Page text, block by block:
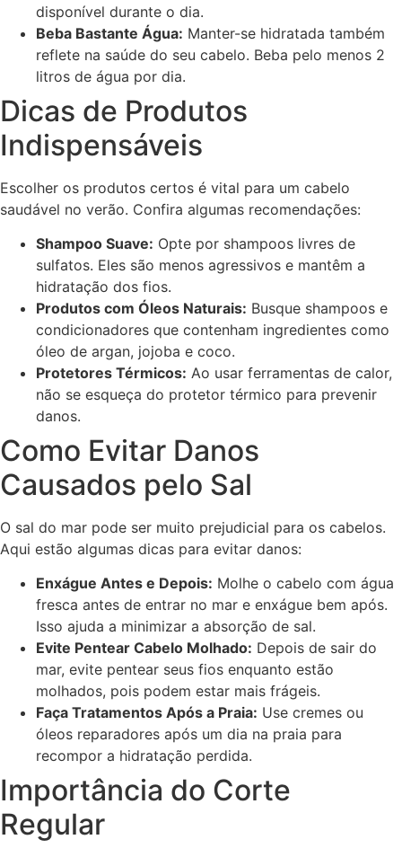
disponível durante o dia.
Beba Bastante Água: Manter-se hidratada também
reflete na saúde do seu cabelo. Beba pelo menos 2
litros de água por dia.
Dicas de Produtos
Indispensáveis
Escolher os produtos certos é vital para um cabelo
saudável no verão. Confira algumas recomendações:
Shampoo Suave: Opte por shampoos livres de
sulfatos. Eles são menos agressivos e mantêm a
hidratação dos fios.
Produtos com Óleos Naturais: Busque shampoos e
condicionadores que contenham ingredientes como
óleo de argan, jojoba e coco.
Protetores Térmicos: Ao usar ferramentas de calor,
não se esqueça do protetor térmico para prevenir
danos.
Como Evitar Danos
Causados pelo Sal
O sal do mar pode ser muito prejudicial para os cabelos.
Aqui estão algumas dicas para evitar danos:
Enxágue Antes e Depois: Molhe o cabelo com água
fresca antes de entrar no mar e enxágue bem após.
Isso ajuda a minimizar a absorção de sal.
Evite Pentear Cabelo Molhado: Depois de sair do
mar, evite pentear seus fios enquanto estão
molhados, pois podem estar mais frágeis.
Faça Tratamentos Após a Praia: Use cremes ou
óleos reparadores após um dia na praia para
recompor a hidratação perdida.
Importância do Corte
Regular